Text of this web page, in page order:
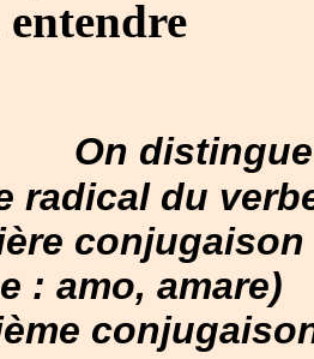
entendre
On
radical du
conjugaison
: amo, amare)